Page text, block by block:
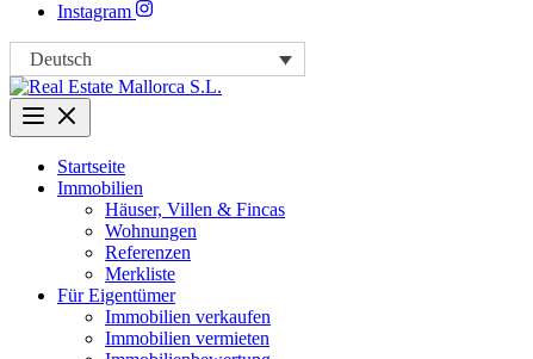
Instagram
Deutsch
Startseite
Immobilien
Häuser, Villen & Fincas
Wohnungen
Referenzen
Merkliste
Für Eigentümer
Immobilien verkaufen
Immobilien vermieten